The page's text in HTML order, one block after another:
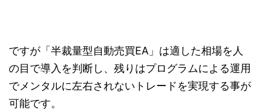
ですが「半裁量型自動売買EA」は適した相場を人
の目で導入を判断し、残りはプログラムによる運用
でメンタルに左右されないトレードを実現する事が
可能です。